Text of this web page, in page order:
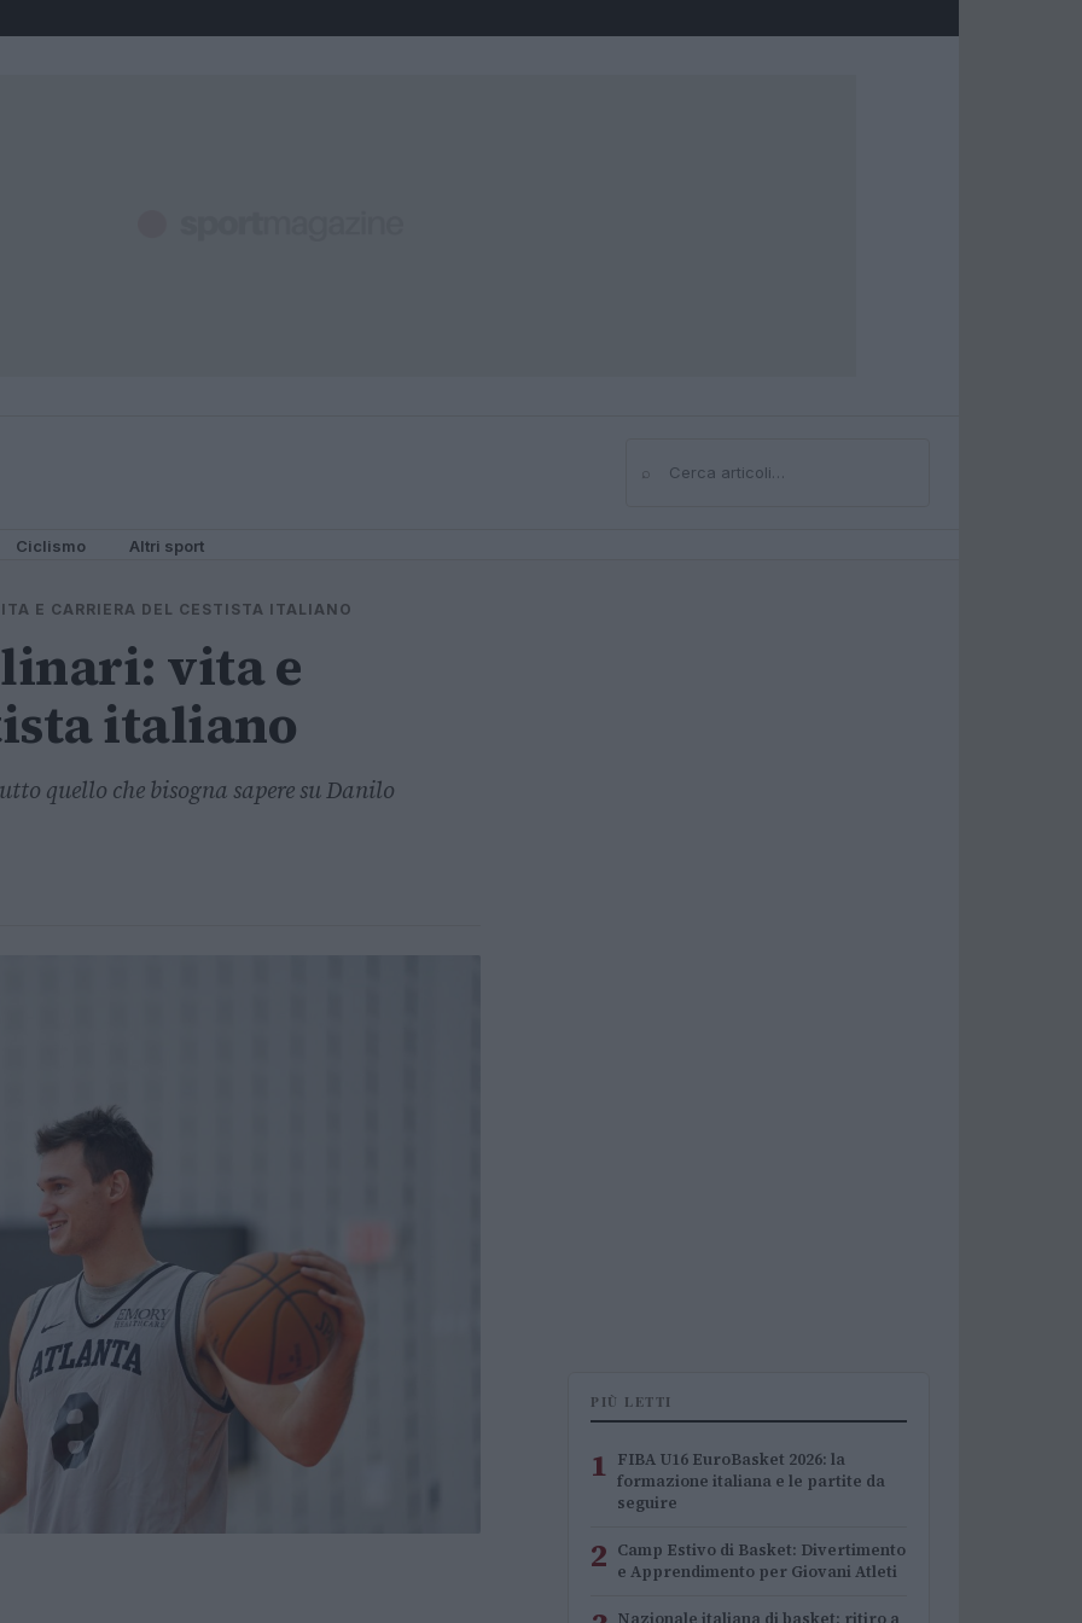
⌕Cerca
Ciclismo Altri sport
E CARRIERA DEL CESTISTA ITALIANO
vita e
italiano
quello che bisogna sapere su Danilo
PIÙ LETTI
1 FIBA U16 EuroBasket 2026: la
formazione italiana e le partite da
seguire
2 Camp Estivo di Basket: Divertimento
e Apprendimento per Giovani Atleti
Nazionale italiana di basket: ritiro a